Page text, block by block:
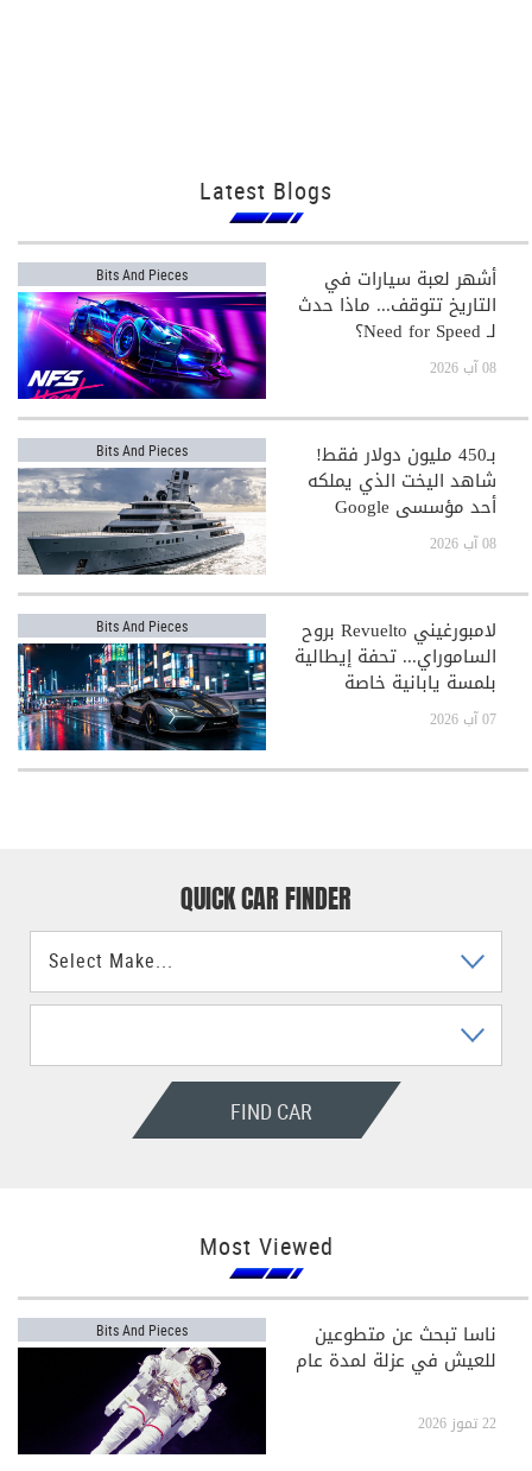
Latest Blogs
Bits And Pieces أشهر لعبة سيارات في
التاريخ تتوقف... ماذا حدث
لـ Need for Speed؟
08 آب 2026
Bits And Pieces بـ450 مليون دولار فقط!
شاهد اليخت الذي يملكه
أحد مؤسسي Google
08 آب 2026
Bits And Pieces لامبورغيني Revuelto بروح
الساموراي... تحفة إيطالية
بلمسة يابانية خاصة
07 آب 2026
QUICK CAR FINDER
FIND CAR
Most Viewed
Bits And Pieces ناسا تبحث عن متطوعين
للعيش في عزلة لمدة عام
22 تموز 2026